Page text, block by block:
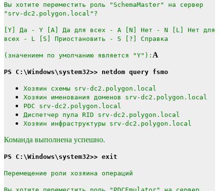
Вы хотите переместить роль "SchemaMaster" на сервер
"srv-dc2.polygon.local"?
[Y] Да - Y [A] Да для всех - A [N] Нет - N [L] Нет для
всех - L [S] Приостановить - S [?] Справка
(значением по умолчанию является "Y"): A
PS C:\Windows\system32>> netdom query fsmo
Хозяин схемы srv-dc2.polygon.local
Хозяин именования доменов srv-dc2.polygon.local
PDC srv-dc2.polygon.local
Диспетчер пула RID srv-dc2.polygon.local
Хозяин инфраструктуры srv-dc2.polygon.local
Команда выполнена успешно.
PS C:\Windows\system32>> exit
Перемещение роли хозяина операций